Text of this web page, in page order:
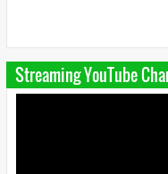
Streaming YouTube